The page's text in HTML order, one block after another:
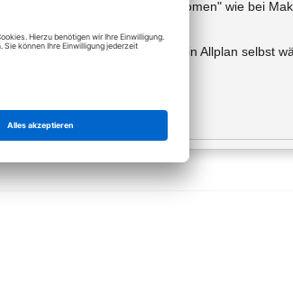
das gleiche "Phänomen" wie bei
in der Hilfe zu platzieren - in Allplan selbst